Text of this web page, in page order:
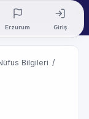
Erzurum Giriş
Bilgileri /